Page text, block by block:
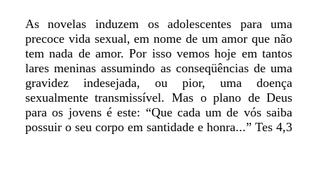
As novelas induzem os adolescentes para uma
precoce vida sexual, em nome de um amor que não
tem nada de amor. Por isso vemos hoje em tantos
lares meninas assumindo as conseqüências de uma
gravidez indesejada, ou pior, uma doença
sexualmente transmissível. Mas o plano de Deus
para os jovens é este: “Que cada um de vós saiba
possuir o seu corpo em santidade e honra...” Tes 4,3